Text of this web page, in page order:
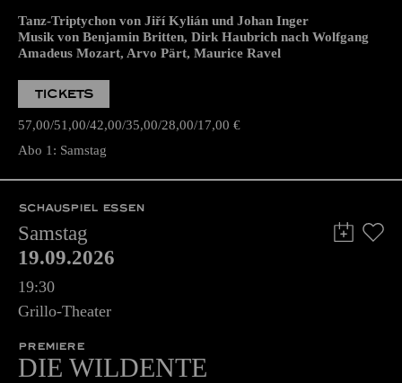
Tanz-Triptychon von Jiří Kylián und Johan Inger
Musik von Benjamin Britten, Dirk Haubrich nach Wolfgang
Amadeus Mozart, Arvo Pärt, Maurice Ravel
TICKETS
57,00 51,00 42,00 35,00 28,00 17,00 €
Abo 1: Samstag
SCHAUSPIEL ESSEN
Samstag
19.09.2026
19:30
Grillo-Theater
PREMIERE
DIE WILDENTE